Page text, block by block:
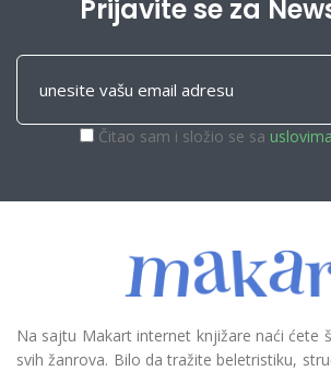
Prijavite se za
Čitao sam i složio se sa
Na sajtu Makart internet knjižare naći ćete
svih žanrova. Bilo da tražite beletristiku,